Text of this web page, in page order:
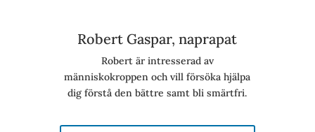
Robert Gaspar, naprapat
Robert är intresserad av
människokroppen och vill försöka hjälpa
dig förstå den bättre samt bli smärtfri.